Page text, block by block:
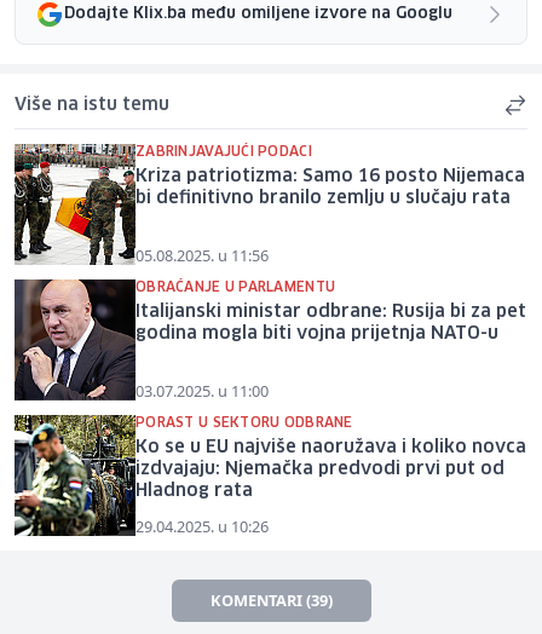
Dodajte Klix.ba među omiljene izvore na Googlu
Više na istu temu
ZABRINJAVAJUĆI PODACI
Kriza patriotizma: Samo 16 posto Nijemaca
bi definitivno branilo zemlju u slučaju rata
05.08.2025. u 11:56
OBRAĆANJE U PARLAMENTU
Italijanski ministar odbrane: Rusija bi za pet
godina mogla biti vojna prijetnja NATO-u
03.07.2025. u 11:00
PORAST U SEKTORU ODBRANE
Ko se u EU najviše naoružava i koliko novca
izdvajaju: Njemačka predvodi prvi put od
Hladnog rata
29.04.2025. u 10:26
KOMENTARI (39)